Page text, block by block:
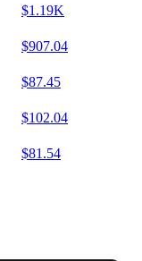
$1.19K
$907.04
$87.45
$102.04
$81.54